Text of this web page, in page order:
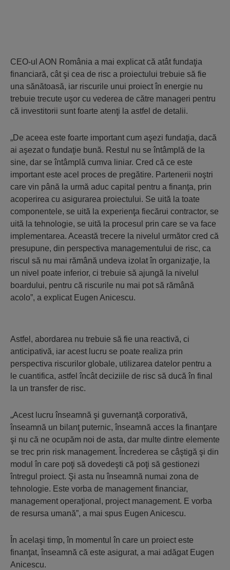
CEO-ul AON România a mai explicat că atât fundaţia
financiară, cât şi cea de risc a proiectului trebuie să fie
una sănătoasă, iar riscurile unui proiect în energie nu
trebuie trecute uşor cu vederea de către manageri pentru
că investitorii sunt foarte atenţi la astfel de detalii.
„De aceea este foarte important cum aşezi fundaţia, dacă
ai aşezat o fundaţie bună. Restul nu se întâmplă de la
sine, dar se întâmplă cumva liniar. Cred că ce este
important este acel proces de pregătire. Partenerii noştri
care vin până la urmă aduc capital pentru a finanţa, prin
acoperirea cu asigurarea proiectului. Se uită la toate
componentele, se uită la experienţa fiecărui contractor, se
uită la tehnologie, se uită la procesul prin care se va face
implementarea. Această trecere la nivelul următor cred că
presupune, din perspectiva managementului de risc, ca
riscul să nu mai rămână undeva izolat în organizaţie, la
un nivel poate inferior, ci trebuie să ajungă la nivelul
boardului, pentru că riscurile nu mai pot să rămână
acolo”, a explicat Eugen Anicescu.
Astfel, abordarea nu trebuie să fie una reactivă, ci
anticipativă, iar acest lucru se poate realiza prin
perspectiva riscurilor globale, utilizarea datelor pentru a
le cuantifica, astfel încât deciziile de risc să ducă în final
la un transfer de risc.
„Acest lucru înseamnă şi guvernanţă corporativă,
înseamnă un bilanţ puternic, înseamnă acces la finanţare
şi nu că ne ocupăm noi de asta, dar multe dintre elemente
se trec prin risk management. Încrederea se câştigă şi din
modul în care poţi să dovedeşti că poţi să gestionezi
întregul proiect. Şi asta nu înseamnă numai zona de
tehnologie. Este vorba de management financiar,
management operaţional, project management. E vorba
de resursa umană”, a mai spus Eugen Anicescu.
În acelaşi timp, în momentul în care un proiect este
finanţat, înseamnă că este asigurat, a mai adăgat Eugen
Anicescu.